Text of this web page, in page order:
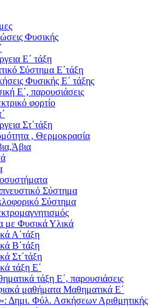
Φυσικής
Ε΄ τάξη
Σύστημα Ε΄τάξη
Φυσικής Ε΄ τάξης
Ε΄, παρουσιάσεις
φορτίο
Στ΄τάξη
, Θερμοκρασία
Σύστημα
Σύστημα
με Φυσικά Υλικά
Α΄τάξη
Β΄τάξη
Στ΄τάξη
τάξη Ε΄
τάξη Ε΄, παρουσιάσεις
μαθήματα Μαθηματικά Ε΄
Φύλ. Ασκήσεων Αριθμητικής